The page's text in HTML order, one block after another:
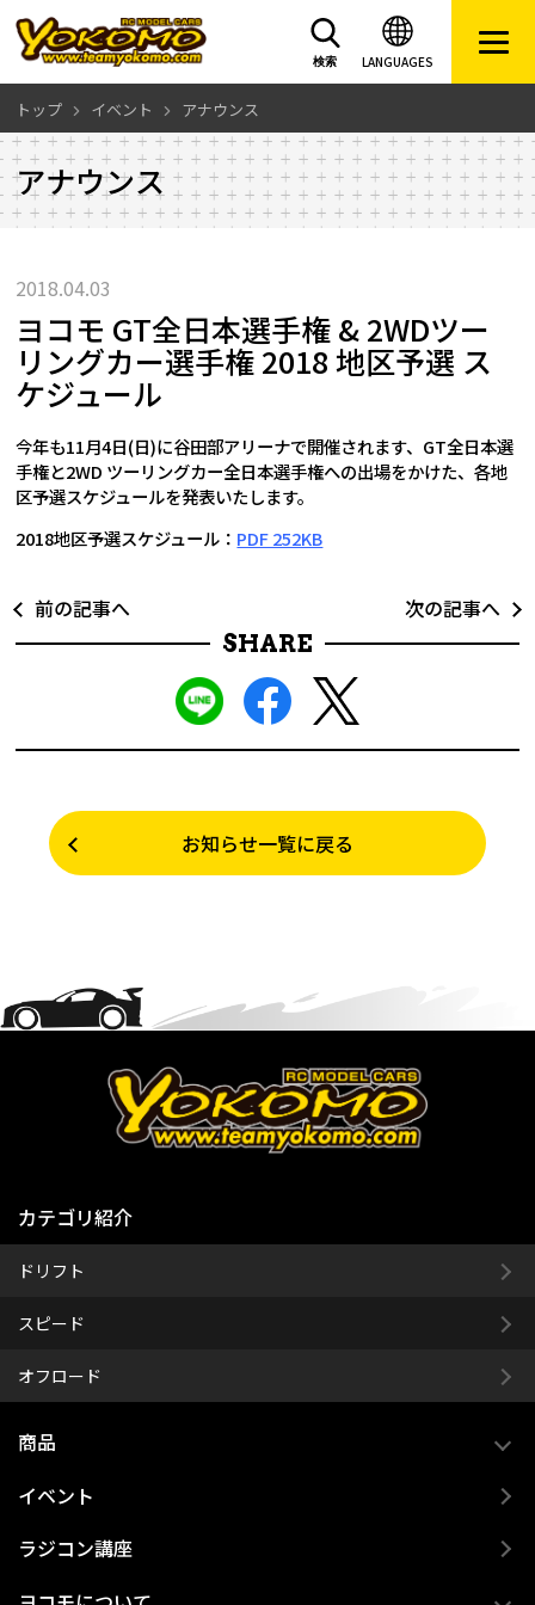
LANGUAGES
検索
トップ イベント アナウンス
アナウンス
2018.04.03
ヨコモ GT全日本選手権 & 2WDツー
リングカー選手権 2018 地区予選 ス
ケジュール
今年も11月4日(日)に谷田部アリーナで開催されます、GT全日本選
手権と2WD ツーリングカー全日本選手権への出場をかけた、各地
区予選スケジュールを発表いたします。
2018地区予選スケジュール： PDF 252KB
前の記事へ
次の記事へ
SHARE
お知らせ一覧に戻る
カテゴリ紹介
ドリフト
スピード
オフロード
商品
イベント
ラジコン講座